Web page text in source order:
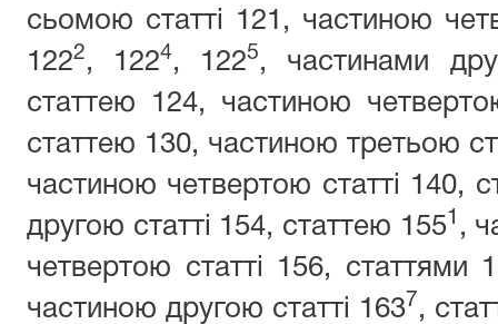
сьомою статті 121, частиною
1222, 1224, 1225, частинами
статтею 124, частиною
статтею 130, частиною третьою
частиною четвертою статті 140,
другою статті 154, статтею 1551 ,
четвертою статті 156, статтями
частиною другою статті 1637 ,